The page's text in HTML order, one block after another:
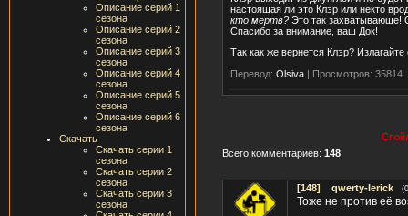
Описание серий 1
сезона
Описание серий 2
сезона
Описание серий 3
сезона
Описание серий 4
сезона
Описание серий 5
сезона
Описание серий 6
сезона
Скачать
Скачать серии 1
сезона
Скачать серии 2
сезона
Скачать серии 3
сезона
настоящая ли это Клэр или некто
кто мертв? Это так захватывающе!
Спасибо за внимание, ваш Док!
Так как же вернется Клэр?
Перевод: Olsiva | Просмотров: 35814
Всего комментариев: 148
[148] qwerty-lerick
Тоже не против её